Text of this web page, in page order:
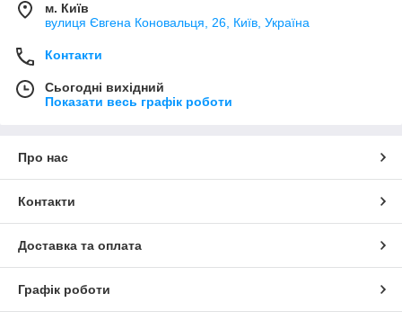
м. Київ
вулиця Євгена Коновальця, 26, Київ, Україна
Контакти
Сьогодні вихідний
Показати весь графік роботи
Про нас
Контакти
Доставка та оплата
Графік роботи